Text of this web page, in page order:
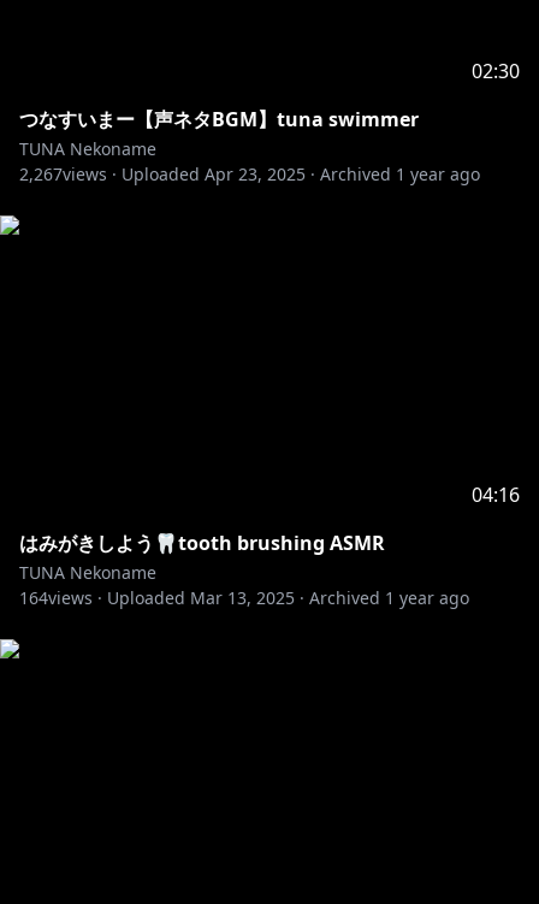
作者:「空々神社社務所（空々こん）」様
https://x.com/kuukuukon
「りすきーしょっぷ」様
https://x.com/rikyu_chan_vrc
02:30
つなすいまー【声ネタBGM】tuna swimmer
TUNA Nekoname
2,267views · Uploaded Apr 23, 2025 · Archived 1 year ago
04:16
はみがきしよう🦷tooth brushing ASMR
TUNA Nekoname
164views · Uploaded Mar 13, 2025 · Archived 1 year ago